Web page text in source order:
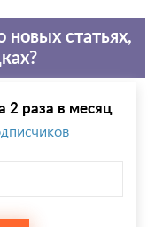
новых статьях,
2 раза в месяц